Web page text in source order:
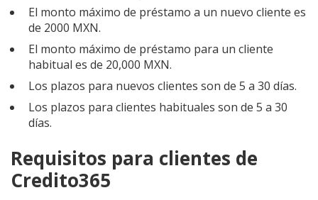
El monto máximo de préstamo a un nuevo cliente es
de 2000 MXN.
El monto máximo de préstamo para un cliente
habitual es de 20,000 MXN.
Los plazos para nuevos clientes son de 5 a 30 días.
Los plazos para clientes habituales son de 5 a 30
días.
Requisitos para clientes de
Credito365